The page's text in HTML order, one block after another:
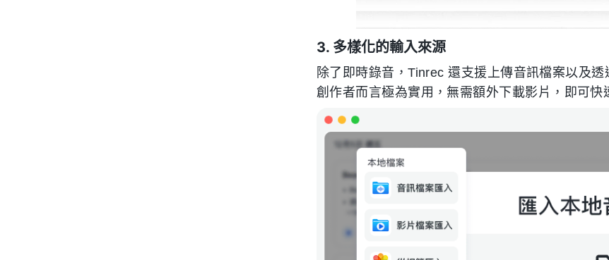
3. 多樣化的輸入來源
除了即時錄音，Tinrec 還支援上傳音訊檔案以及
創作者而言極為實用，無需額外下載影片，即可快